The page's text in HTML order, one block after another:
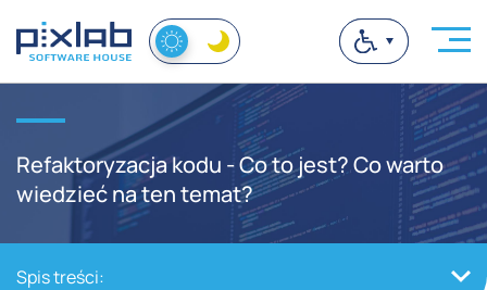
Refaktoryzacja kodu - Co to jest? Co warto
wiedzieć na ten temat?
Spis treści: